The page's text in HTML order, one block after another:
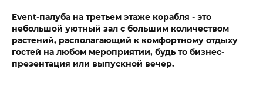
Event-палуба на третьем этаже корабля - это
небольшой уютный зал с большим количеством
растений, располагающий к комфортному отдыху
гостей на любом мероприятии, будь то бизнес-
презентация или выпускной вечер.